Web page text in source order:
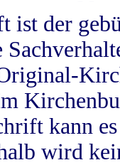
ist der
kann
wird